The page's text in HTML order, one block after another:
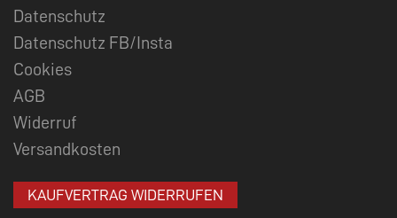
Datenschutz
Datenschutz FB/Insta
Cookies
AGB
Widerruf
Versandkosten
KAUFVERTRAG WIDERRUFEN